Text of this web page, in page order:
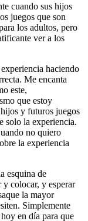
cuando sus hijos
juegos que son
los adultos, pero
ver a los
haciendo
Me encanta
este,
que estoy
y futuros juegos
solo la experiencia.
no quiero
la experiencia
esquina de
colocar, y esperar
la mayor
Simplemente
en día para que